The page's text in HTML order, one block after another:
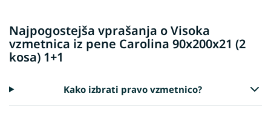
Najpogostejša vprašanja o Visoka
vzmetnica iz pene Carolina 90x200x21 (2
kosa) 1+1
Kako izbrati pravo vzmetnico?